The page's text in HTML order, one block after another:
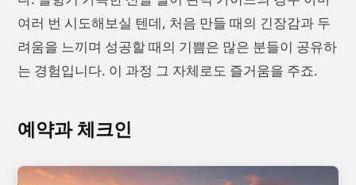
여러 번 시도해보실 텐데, 처음 만들 때의 긴장감과 두
려움을 느끼며 성공할 때의 기쁨은 많은 분들이 공유하
는 경험입니다. 이 과정 그 자체로도 즐거움을 주죠.
예약과 체크인